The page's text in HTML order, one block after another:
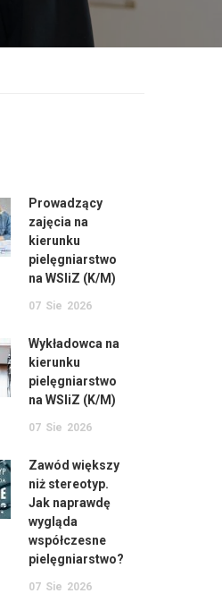
Prowadzący
zajęcia na
kierunku
pielęgniarstwo
na WSIiZ (K/M)
07 Sie 2026
Wykładowca na
kierunku
pielęgniarstwo
na WSIiZ (K/M)
07 Sie 2026
Zawód większy
niż stereotyp.
Jak naprawdę
wygląda
współczesne
pielęgniarstwo?
07 Sie 2026